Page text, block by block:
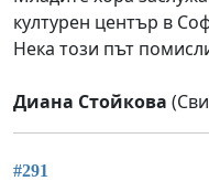
културен център в
Нека този път
Диана Стойкова
#291